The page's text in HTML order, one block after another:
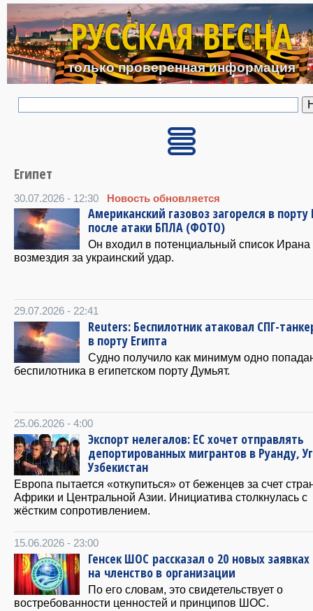
Перейти к основному
РУССКАЯ ВЕСНА
только проверенная информация
Египет
30.07.2026 - 12:30 Новость обновляется
Американский газовоз загорелся в порту
после атаки БПЛА (ФОТО)
Он входил в потенциальный список Ирана
возмездия за украинский удар.
29.07.2026 - 22:41
Reuters: Беспилотник атаковал СПГ-
в порту Египта
Судно получило как минимум одно
беспилотника в египетском порту Думьят.
25.06.2026 - 4:00
Экспорт нелегалов: ЕС хочет отправлять
депортированных мигрантов в Руанду,
Узбекистан
Европа пытается «откупиться» от беженцев за счет
Африки и Центральной Азии. Инициатива столкнулась с
жёстким сопротивлением.
15.06.2026 - 23:00
Генсек ШОС рассказал о 20 новых заявках
на членство в организации
По его словам, это свидетельствует о
востребованности ценностей и принципов ШОС.